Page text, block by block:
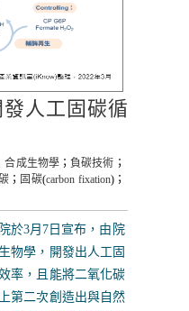
人工固碳循
合成生物學 ；負碳技術 ；
； 固碳(carbon fixation)；
於3月7日宣布，由院
物學，開發出人工固
率，且能將二氧化碳
第二次創造出與自然